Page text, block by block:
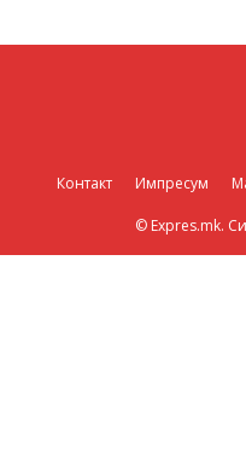
Контакт Импресум
© Expres.mk.